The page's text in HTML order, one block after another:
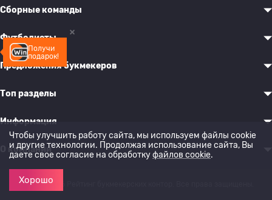
Получи
подарок!
Сборные команды
Футболисты
Предложения букмекеров
Топ разделы
Информация
О компании
© 2022-2026 Рейтинг букмекерских контор. Все права защищены.
Чтобы улучшить работу сайта, мы используем файлы cookie
и другие технологии. Продолжая использование сайта, Вы
даете свое согласие на обработкуфайлов cookie.
Хорошо